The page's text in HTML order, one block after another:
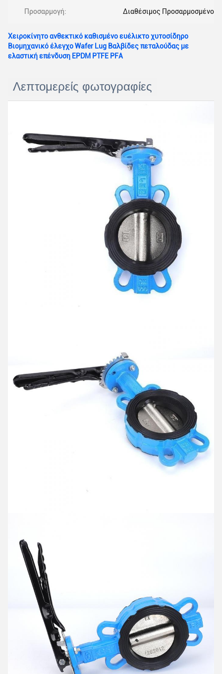
Προσαρμογή: Διαθέσιμος Προσαρμοσμένο
Χειροκίνητο ανθεκτικό καθισμένο ευέλικτο χυτοσίδηρο
Βιομηχανικό έλεγχο Wafer Lug Βαλβίδες πεταλούδας με
ελαστική επένδυση EPDM PTFE PFA
Λεπτομερείς φωτογραφίες